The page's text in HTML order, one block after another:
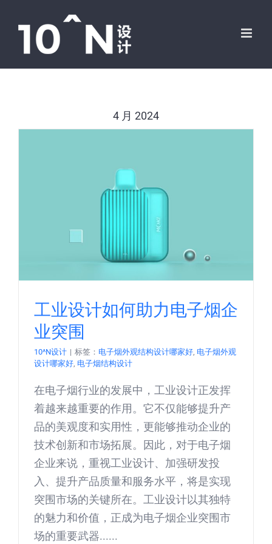
4 月 2024
工业设计如何助力电子烟企
业突围
10^N设计 | 标签： 电子烟外观结构设计哪家好 电子烟外观
设计哪家好 电子烟结构设计
在电子烟行业的发展中，工业设计正发挥
着越来越重要的作用。它不仅能够提升产
品的美观度和实用性，更能够推动企业的
技术创新和市场拓展。因此，对于电子烟
企业来说，重视工业设计、加强研发投
入、提升产品质量和服务水平，将是实现
突围市场的关键所在。工业设计以其独特
的魅力和价值，正成为电子烟企业突围市
场的重要武器......